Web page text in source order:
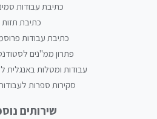
כתיבת עבודות
כתיבת תזות
כתיבת עבודות
פתרון ממ"נים
עבודות ומטלות באנגלית
סקירות ספרות
שירותים